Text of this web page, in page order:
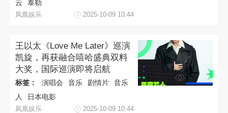
云
泰勒
凤凰娱乐 2025-10-09 10:44
王以太《Love Me Later》巡演
凯旋，再获融合嘻哈盛典双料
大奖，国际巡演即将启航
标签： 演唱会 音乐 剧情片
音乐
人
日本电影
凤凰娱乐 2025-10-09 10:44